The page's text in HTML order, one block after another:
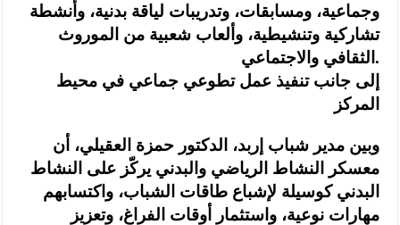
وجماعية، ومسابقات، وتدريبات لياقة بدنية، وأنشطة
تشاركية وتنشيطية، وألعاب شعبية من الموروث
الثقافي والاجتماعي.
إلى جانب تنفيذ عمل تطوعي جماعي في محيط
المركز
وبين مدير شباب إربد، الدكتور حمزة العقيلي، أن
معسكر النشاط الرياضي والبدني يركّز على النشاط
البدني كوسيلة لإشباع طاقات الشباب، واكتسابهم
مهارات نوعية، واستثمار أوقات الفراغ، وتعزيز